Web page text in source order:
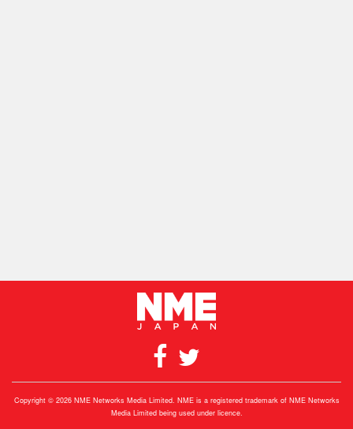
Copyright © 2026 NME Networks Media Limited. NME is a registered trademark of NME Networks
Media Limited being used under licence.